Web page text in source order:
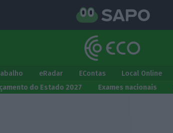
eRadar EContas Local Online
do Estado 2027 Exames nacionais